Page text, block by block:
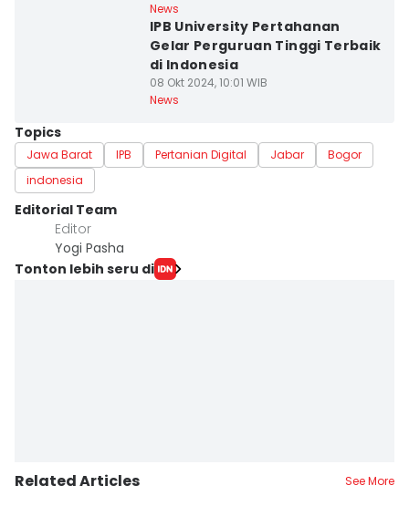
News
IPB University Pertahanan
Gelar Perguruan Tinggi Terbaik
di Indonesia
08 Okt 2024, 10:01 WIB
News
Topics
Jawa Barat IPB Pertanian Digital Jabar
Bogor
indonesia
Editorial Team
Editor
Yogi Pasha
Tonton lebih seru di
Related Articles See More